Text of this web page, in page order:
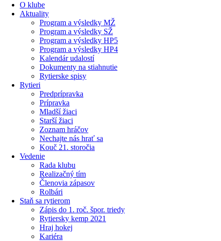
O klube
Aktuality
Program a výsledky MŽ
Program a výsledky SŽ
Program a výsledky HP5
Program a výsledky HP4
Kalendár udalostí
Dokumenty na stiahnutie
Rytierske spisy
Rytieri
Predprípravka
Prípravka
Mladší žiaci
Starší žiaci
Zoznam hráčov
Nechajte nás hrať sa
Kouč 21. storočia
Vedenie
Rada klubu
Realizačný tím
Členovia zápasov
Rolbári
Staň sa rytierom
Zápis do 1. roč. špor. triedy
Rytiersky kemp 2021
Hraj hokej
Kariéra